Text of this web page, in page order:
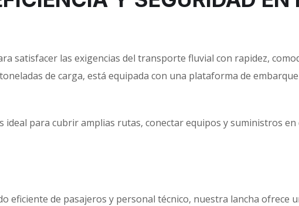
satisfacer las exigencias del transporte fluvial con rapidez,
de carga, está equipada con una plataforma de
ideal para cubrir amplias rutas, conectar equipos y suministros
eficiente de pasajeros y personal técnico, nuestra lancha ofrece